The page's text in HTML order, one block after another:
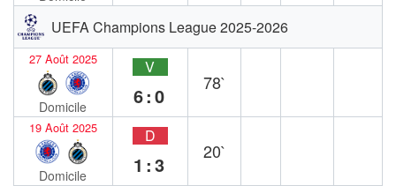
UEFA Champions League 2025-2026
27 Août 2025
Domicile
V
6:0
78`
19 Août 2025
Domicile
D
1:3
20`